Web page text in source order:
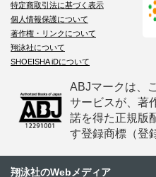
特定商取引法に基づく表示
個人情報保護について
著作権・リンクについて
翔泳社について
SHOEISHA iDについて
ABJマークは、
サービスが、著
諾を得た正規版
す登録商標（登
翔泳社のWebメディア